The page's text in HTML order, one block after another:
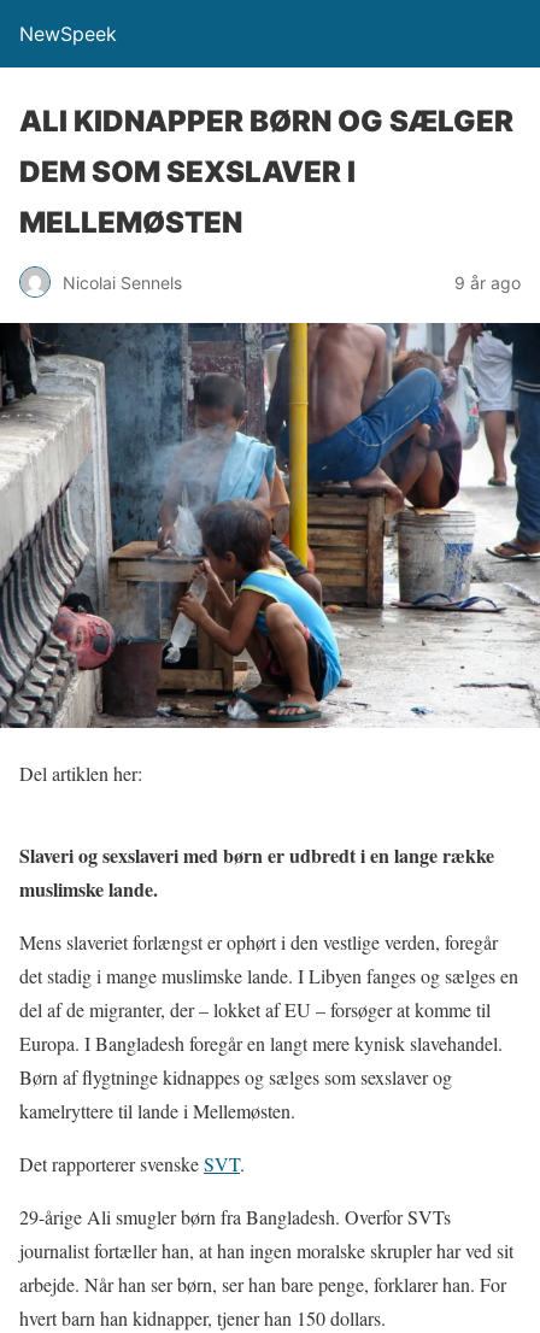
NewSpeek
ALI KIDNAPPER BØRN OG SÆLGER
DEM SOM SEXSLAVER I
MELLEMØSTEN
Nicolai Sennels 9 år ago
Del artiklen her:
Slaveri og sexslaveri med børn er udbredt i en lange række
muslimske lande.
Mens slaveriet forlængst er ophørt i den vestlige verden, foregår
det stadig i mange muslimske lande. I Libyen fanges og sælges en
del af de migranter, der – lokket af EU – forsøger at komme til
Europa. I Bangladesh foregår en langt mere kynisk slavehandel.
Børn af flygtninge kidnappes og sælges som sexslaver og
kamelryttere til lande i Mellemøsten.
Det rapporterer svenskeSVT.
29-årige Ali smugler børn fra Bangladesh. Overfor SVTs
journalist fortæller han, at han ingen moralske skrupler har ved sit
arbejde. Når han ser børn, ser han bare penge, forklarer han. For
hvert barn han kidnapper, tjener han 150 dollars.